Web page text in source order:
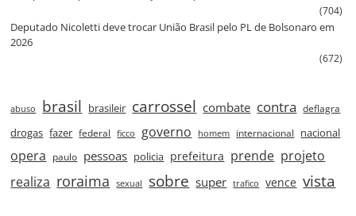
(704)
Deputado Nicoletti deve trocar União Brasil pelo PL de Bolsonaro em
2026
(672)
abuso brasil brasileir carrossel combate contra deflagra
drogas fazer federal ficco governo homem internacional nacional
opera paulo pessoas policia prefeitura prende projeto
realiza roraima sexual sobre super trafico vence vista